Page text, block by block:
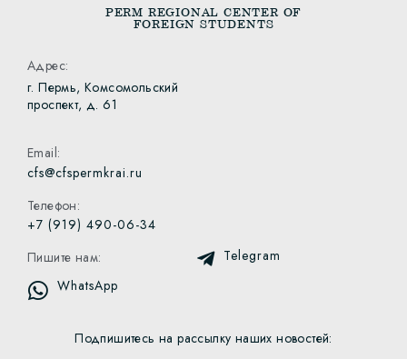
PERM REGIONAL CENTER OF
FOREIGN STUDENTS
Адрес:
г. Пермь, Комсомольский
проспект, д. 61
Email:
cfs@cfspermkrai.ru
Телефон:
+7 (919) 490-06-34
Пишите нам:
Telegram
WhatsApp
Подпишитесь на рассылку наших новостей: